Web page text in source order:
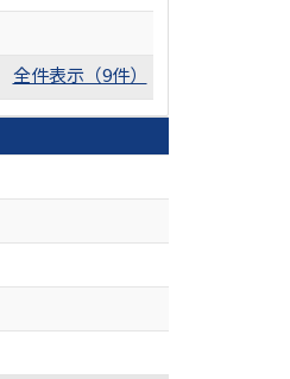
全件表示（9件）